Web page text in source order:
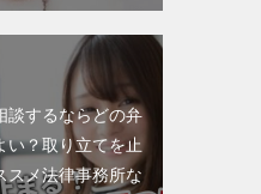
談するならどの弁
い？取り立てを止
スメ法律事務所な